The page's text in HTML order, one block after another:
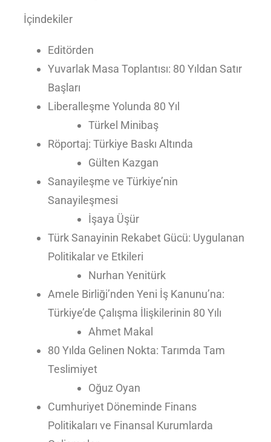
İçindekiler
Editörden
Yuvarlak Masa Toplantısı: 80 Yıldan Satır
Başları
Liberalleşme Yolunda 80 Yıl
Türkel Minibaş
Röportaj: Türkiye Baskı Altında
Gülten Kazgan
Sanayileşme ve Türkiye’nin
Sanayileşmesi
İşaya Üşür
Türk Sanayinin Rekabet Gücü: Uygulanan
Politikalar ve Etkileri
Nurhan Yenitürk
Amele Birliği’nden Yeni İş Kanunu’na:
Türkiye’de Çalışma İlişkilerinin 80 Yılı
Ahmet Makal
80 Yılda Gelinen Nokta: Tarımda Tam
Teslimiyet
Oğuz Oyan
Cumhuriyet Döneminde Finans
Politikaları ve Finansal Kurumlarda